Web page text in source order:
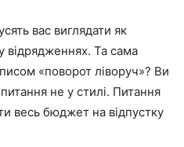
вас виглядати як
відрядженнях. Та сама
«поворот ліворуч»? Ви
не у стилі. Питання
весь бюджет на відпустку